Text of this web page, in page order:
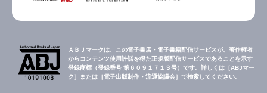
ＡＢＪマークは、この電子書店・電子書籍配信サービスが、著作権者
からコンテンツ使用許諾を得た正規版配信サービスであることを示す
登録商標（登録番号 第６０９１７１３号）です。詳しくは［ABJマー
ク］または［電子出版制作・流通協議会］で検索してください。